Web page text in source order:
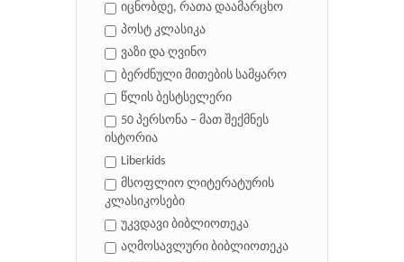
იცნობდე, რათა დაამარცხო
პოსტ კლასიკა
ვაზი და ღვინო
ბერძნული მითების სამყარო
წლის ბესტსელერი
50 პერსონა – მათ შექმნეს
ისტორია
Liberkids
მსოფლიო ლიტერატურის
კლასიკოსები
უკვდავი ბიბლიოთეკა
აღმოსავლური ბიბლიოთეკა